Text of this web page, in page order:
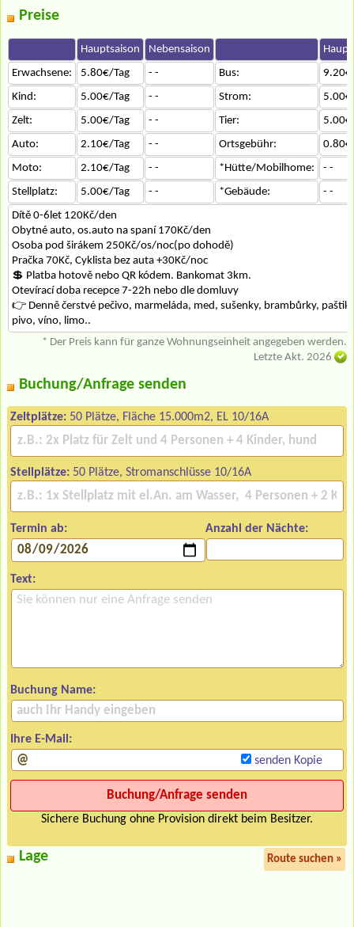
Preise
Hauptsaison Nebensaison
Erwachsene:
5.80€/Tag - - Bus:
Kind:
5.00€/Tag - - Strom:
Zelt:
5.00€/Tag - - Tier:
Auto:
2.10€/Tag - - Ortsgebühr:
Moto:
2.10€/Tag - - *Hütte/Mobilhome:
- -
Stellplatz:
5.00€/Tag - - *Gebäude:
- -
Dítě 0-6let 120Kč/den
Obytné auto, os.auto na spaní 170Kč/den
Osoba pod širákem 250Kč/os/noc(po dohodě)
Pračka 70Kč, Cyklista bez auta +30Kč/noc
💲 Platba hotově nebo QR kódem. Bankomat 3km.
Otevírací doba recepce 7-22h nebo dle domluvy
👉 Denně čerstvé pečivo, marmeláda, med, sušenky, brambůrky,
pivo, víno, limo..
* Der Preis kann für ganze Wohnungseinheit angegeben werden.
Letzte Akt. 2026
Buchung/Anfrage senden
Zeltplätze: 50 Plätze, Fläche 15.000m2, EL 10/16A
Stellplätze: 50 Plätze, Stromanschlüsse 10/16A
Termin ab: Anzahl der Nächte:
Text:
Buchung Name:
Ihre E-Mail:
senden Kopie
Sichere Buchung ohne Provision direkt beim Besitzer.
Lage Route suchen »